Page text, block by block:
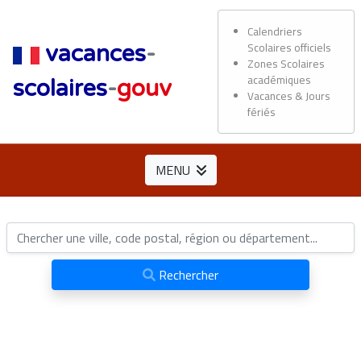
vacances-
scolaires-gouv
Calendriers
Scolaires officiels
Zones Scolaires
académiques
Vacances & Jours
fériés
MENU
Rechercher